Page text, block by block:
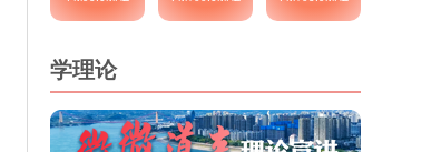
学理论